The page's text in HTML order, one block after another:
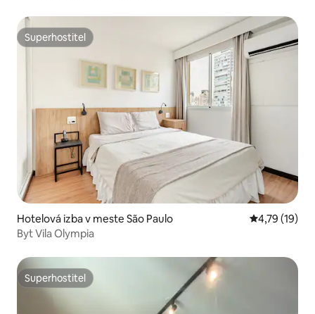
Superhostiteľ
Superhostiteľ
Hotelová izba v meste São Paulo Priemerné
4,79 (19)
Byt Vila Olympia
Superhostiteľ
Superhostiteľ